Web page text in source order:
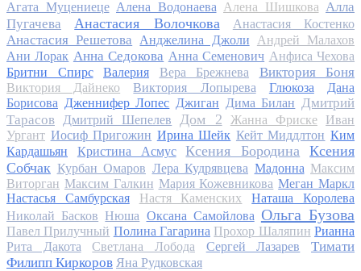
Агата Муцениеце Алена Водонаева Алена Шишкова Алла
Пугачева
Анастасия Волочкова Анастасия Костенко
Анастасия Решетова Анджелина Джоли
Андрей Малахов
Ани Лорак Анна Седокова Анна Семенович Анфиса Чехова
Бритни Спирс
Валерия Вера Брежнева Виктория Боня
Виктория Дайнеко Виктория Лопырева Глюкоза
Дана
Борисова Дженнифер Лопес Джиган Дима Билан Дмитрий
Тарасов
Дмитрий Шепелев Дом 2 Жанна Фриске
Иван
Ургант Иосиф Пригожин Ирина Шейк Кейт Миддлтон Ким
Кардашьян
Кристина Асмус Ксения Бородина
Ксения
Собчак Курбан Омаров Лера Кудрявцева Мадонна Максим
Виторган Максим Галкин Мария Кожевникова Меган Маркл
Настасья Самбурская
Настя Каменских
Наташа Королева
Николай Басков Нюша Оксана Самойлова Ольга Бузова
Павел Прилучный Полина Гагарина Прохор Шаляпин Рианна
Рита Дакота
Светлана Лобода Сергей Лазарев
Тимати
Филипп Киркоров Яна Рудковская